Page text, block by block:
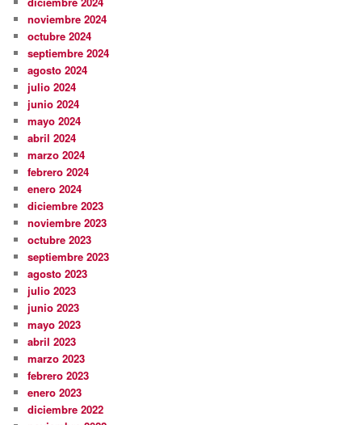
noviembre 2024
octubre 2024
septiembre 2024
agosto 2024
julio 2024
junio 2024
mayo 2024
abril 2024
marzo 2024
febrero 2024
enero 2024
diciembre 2023
noviembre 2023
octubre 2023
septiembre 2023
agosto 2023
julio 2023
junio 2023
mayo 2023
abril 2023
marzo 2023
febrero 2023
enero 2023
diciembre 2022